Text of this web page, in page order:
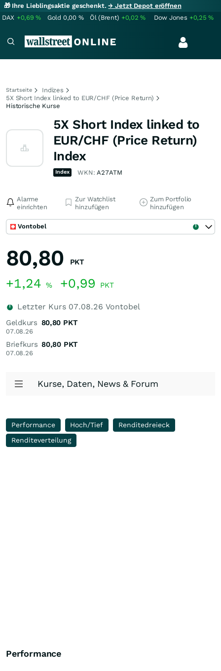
🎁 Ihre Lieblingsaktie geschenkt.→ Jetzt Depot eröffnen
DAX +0,69% Gold 0,00 % Öl (Brent) +0,02% Dow Jones +0,25%
Startseite
Indizes
5X Short Index linked to EUR/CHF (Price Return)
Historische Kurse
5X Short Index linked to
EUR/CHF (Price Return)
Index
Index WKN:A27ATM
Alarme
einrichten
Zur Watchlist
hinzufügen
Zum Portfolio
hinzufügen
Vontobel
80,80 PKT
+1,24 % +0,99 PKT
Letzter Kurs 07.08.26 Vontobel
Geldkurs
07.08.26
80,80 PKT
Briefkurs
07.08.26
80,80 PKT
Kurse, Daten, News & Forum
Performance Hoch/Tief
Renditedreieck
Renditeverteilung
Performance